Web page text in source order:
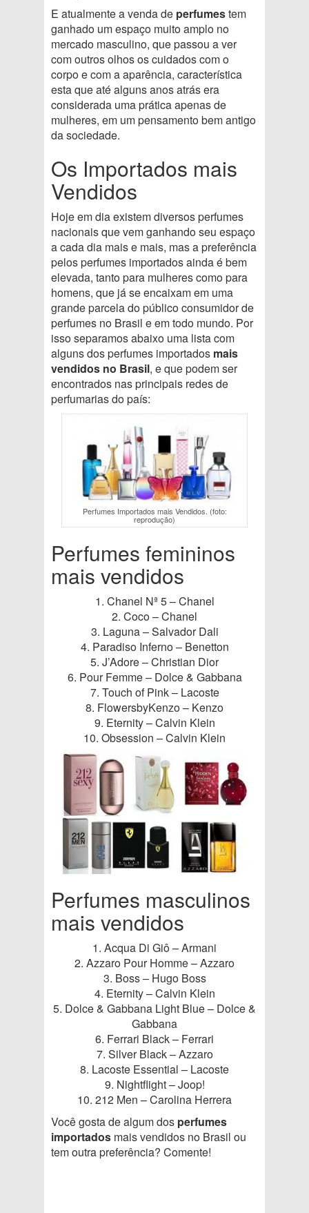
E atualmente a venda de perfumestem
ganhado um espaço muito amplo no
mercado masculino, que passou a ver
com outros olhos os cuidados com o
corpo e com a aparência, característica
esta que até alguns anos atrás era
considerada uma prática apenas de
mulheres, em um pensamento bem antigo
da sociedade.
Os Importados mais
Vendidos
Hoje em dia existem diversos perfumes
nacionais que vem ganhando seu espaço
a cada dia mais e mais, mas a preferência
pelos perfumes importados ainda é bem
elevada, tanto para mulheres como para
homens, que já se encaixam em uma
grande parcela do público consumidor de
perfumes no Brasil e em todo mundo. Por
isso separamos abaixo uma lista com
alguns dos perfumes importados mais
vendidos no Brasil, e que podem ser
encontrados nas principais redes de
perfumarias do país:
Perfumes Importados mais Vendidos. (foto:
reprodução)
Perfumes femininos
mais vendidos
1. Chanel Nª 5 – Chanel
2. Coco – Chanel
3. Laguna – Salvador Dali
4. Paradiso Inferno – Benetton
5. J’Adore – Christian Dior
6. Pour Femme – Dolce & Gabbana
7. Touch of Pink – Lacoste
8. FlowersbyKenzo – Kenzo
9. Eternity – Calvin Klein
10. Obsession – Calvin Klein
Perfumes masculinos
mais vendidos
1. Acqua Di Giô – Armani
2. Azzaro Pour Homme – Azzaro
3. Boss – Hugo Boss
4. Eternity – Calvin Klein
5. Dolce & Gabbana Light Blue – Dolce &
Gabbana
6. Ferrari Black – Ferrari
7. Silver Black – Azzaro
8. Lacoste Essential – Lacoste
9. Nightflight – Joop!
10. 212 Men – Carolina Herrera
Você gosta de algum dos perfumes
importados mais vendidos no Brasil ou
tem outra preferência? Comente!